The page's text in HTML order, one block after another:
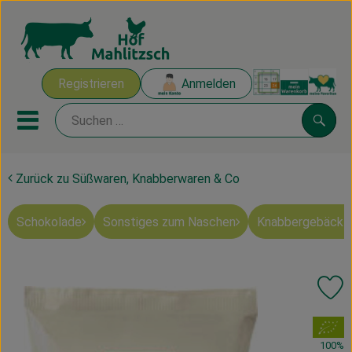
Registrieren Anmelden
Mobiles Menu öffnen oder
Ökokisten
Mahlitzscher Produkte
Zurück zu Süßwaren, Knabberwaren & Co
Schokolade Sonstiges zum Naschen Knabbergebäck
, Verband:
100%